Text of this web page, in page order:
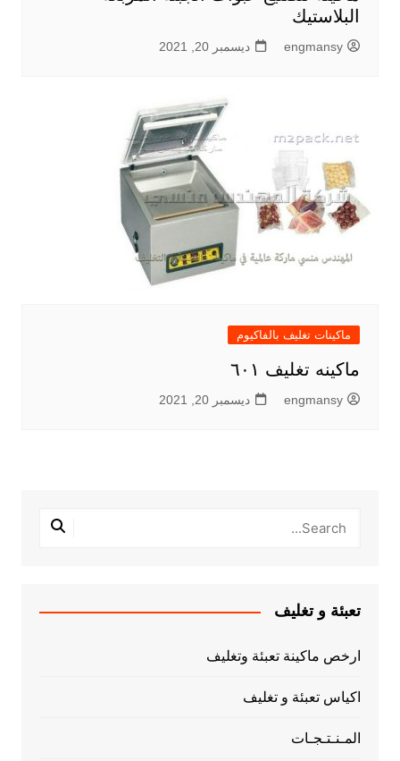
البلاستيك
engmansy ديسمبر 20, 2021
ماكينات تغليف بالفاكيوم
ماكينه تغليف ٦٠١
engmansy ديسمبر 20, 2021
تعبئة و تغليف
ارخص ماكينة تعبئة وتغليف
اكياس تعبئة و تغليف
المـنـتـجـات